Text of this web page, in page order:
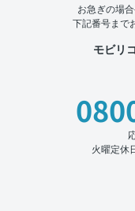
お急ぎの場
下記番号まで
モビリ
火曜定休